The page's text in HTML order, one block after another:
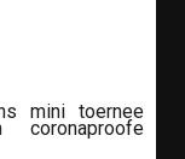
mini toernee